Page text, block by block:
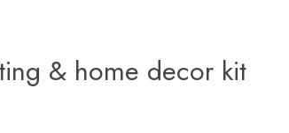
& home decor kit